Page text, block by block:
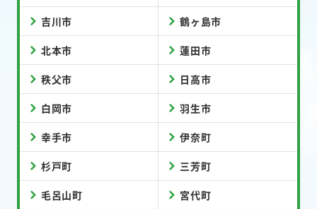
吉川市 鶴ヶ島市
北本市 蓮田市
秩父市 日高市
白岡市 羽生市
幸手市 伊奈町
杉戸町 三芳町
毛呂山町 宮代町